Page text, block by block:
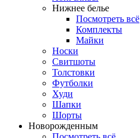
Нижнее белье
Посмотреть всё
Комплекты
Майки
Носки
Свитшоты
Толстовки
Футболки
Худи
Шапки
Шорты
Новорожденным